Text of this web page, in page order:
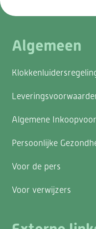
Algemeen
Algemene
Persoonlijke
Voor de pers
Voor verwijzers